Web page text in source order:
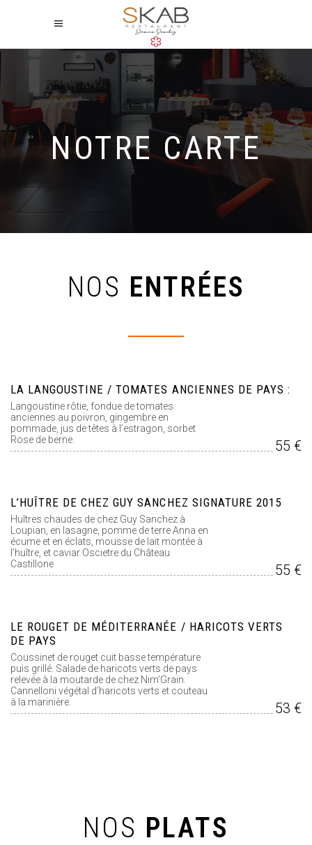
NOTRE CARTE
NOS ENTRÉES
LA LANGOUSTINE / TOMATES ANCIENNES DE PAYS :
Langoustine rôtie, fondue de tomates
anciennes au poivron, gingembre en
pommade, jus de têtes à l’estragon, sorbet
Rose de berne.
55 €
L’HUÎTRE DE CHEZ GUY SANCHEZ SIGNATURE 2015
Huîtres chaudes de chez Guy Sanchez à
Loupian, en lasagne, pomme de terre Anna en
écume et en éclats, mousse de lait montée à
l’huître, et caviar Oscietre du Château
Castillone
55 €
LE ROUGET DE MÉDITERRANÉE / HARICOTS VERTS
DE PAYS
Coussinet de rouget cuit basse température
puis grillé. Salade de haricots verts de pays
relevée à la moutarde de chez Nim’Grain.
Cannelloni végétal d’haricots verts et couteau
à la marinière.
53 €
NOS PLATS